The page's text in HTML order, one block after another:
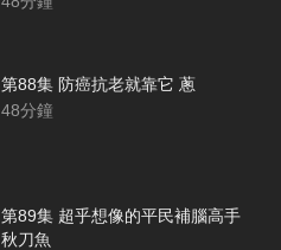
第88集 防癌抗老就靠它 蔥
48分鐘
第89集 超乎想像的平民補腦高手
秋刀魚